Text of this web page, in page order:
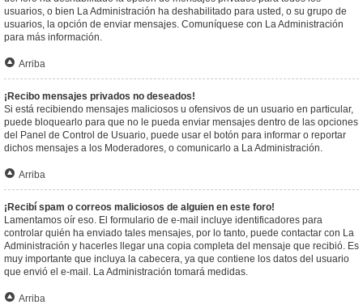
usuarios, o bien La Administración ha deshabilitado para usted, o su grupo de
usuarios, la opción de enviar mensajes. Comuníquese con La Administración
para más información.
Arriba
¡Recibo mensajes privados no deseados!
Si está recibiendo mensajes maliciosos u ofensivos de un usuario en particular,
puede bloquearlo para que no le pueda enviar mensajes dentro de las opciones
del Panel de Control de Usuario, puede usar el botón para informar o reportar
dichos mensajes a los Moderadores, o comunicarlo a La Administración.
Arriba
¡Recibí spam o correos maliciosos de alguien en este foro!
Lamentamos oír eso. El formulario de e-mail incluye identificadores para
controlar quién ha enviado tales mensajes, por lo tanto, puede contactar con La
Administración y hacerles llegar una copia completa del mensaje que recibió. Es
muy importante que incluya la cabecera, ya que contiene los datos del usuario
que envió el e-mail. La Administración tomará medidas.
Arriba